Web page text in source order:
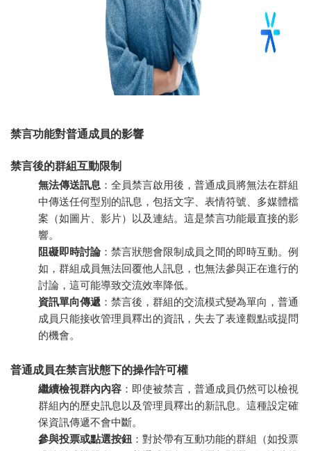
禁言功能對普通成員的影響
禁言後的群組互動限制
無法傳送訊息 ：全員禁言啟用後，普通成員將無法在群組
中傳送任何型別的訊息，包括文字、表情符號、多媒體檔
案（如圖片、影片）以及連結。這是禁言功能最直接的影
響。
阻礙即時討論：禁言狀態會限制成員之間的即時互動。例
如，群組成員無法回覆他人訊息，也無法參與正在進行的
討論，這可能導致交流效率降低。
資訊單向傳遞 ：禁言後，群組的交流模式變為單向，普通
成員只能接收管理員釋出的資訊，失去了表達觀點或提問
的機會。
普通成員在禁言狀態下的操作許可權
繼續檢視群內內容 ：即使被禁言，普通成員仍然可以檢視
群組內的歷史訊息以及管理員釋出的新訊息。這種設定確
保資訊傳遞不會中斷。
參與投票或點選按鈕 ：對於帶有互動功能的群組（如投票